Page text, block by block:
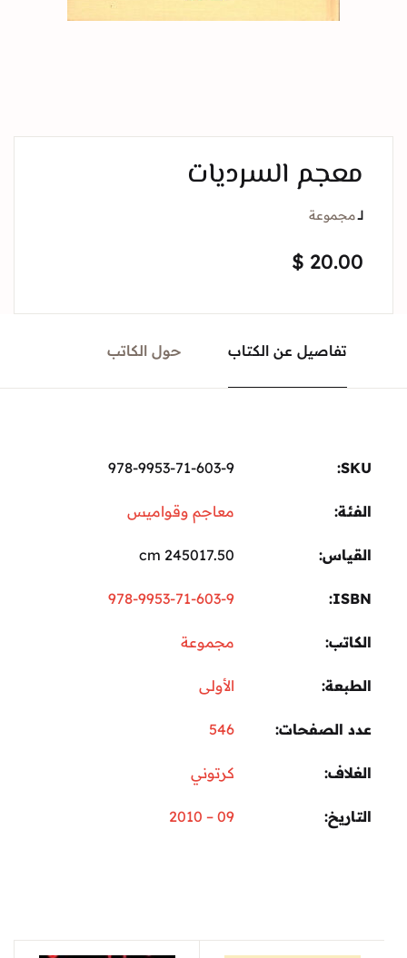
معجم السرديات
لــمجموعة
$ 20.00
تفاصيل عن الكتاب حول الكاتب
SKU:
978-9953-71-603-9
الفئة: معاجم وقواميس
القياس 245017.50 cm
ISBN
978-9953-71-603-9
الكاتب مجموعة
الطبعة الأولى
عدد الصفحات 546
الغلاف كرتوني
التاريخ 09 – 2010